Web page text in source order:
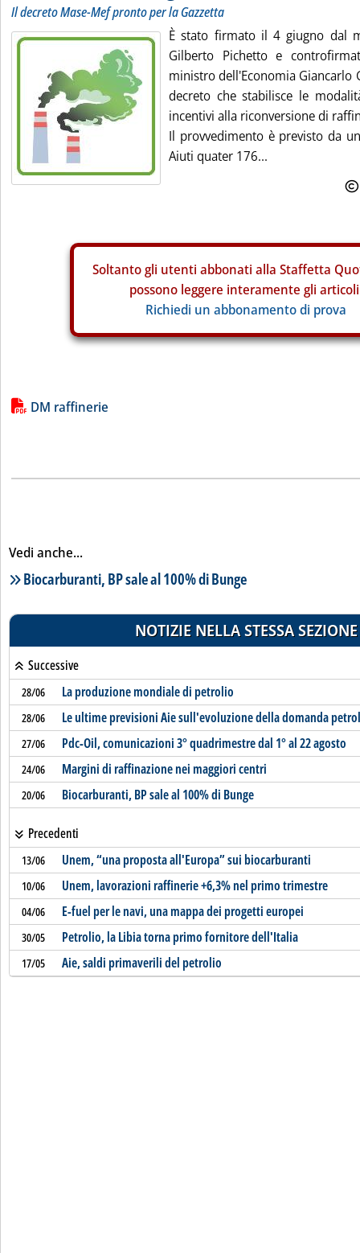
Il decreto Mase-Mef pronto per la Gazzetta
È stato firmato il 4 giugno dal
Gilberto Pichetto e
ministro dell'Economia Giancarlo
decreto che stabilisce le
incentivi alla riconversione di
Il provvedimento è previsto da
Aiuti quater 176...
Soltanto gli utenti abbonati alla Staffetta
possono leggere interamente gli
Richiedi un abbonamento di prova
Lista allegati PDF alla notizia
DM raffinerie
Vedi anche...
Lista notizie correlate
Biocarburanti, BP sale al 100% di Bunge
NOTIZIE NELLA STESSA SEZIONE
Successive
28/06 La produzione mondiale di petrolio
28/06 Le ultime previsioni Aie sull'evoluzione della domanda
27/06 Pdc-Oil, comunicazioni 3° quadrimestre dal 1° al 22 agosto
24/06 Margini di raffinazione nei maggiori centri
20/06 Biocarburanti, BP sale al 100% di Bunge
Precedenti
13/06 Unem, “una proposta all'Europa” sui biocarburanti
10/06 Unem, lavorazioni raffinerie +6,3% nel primo trimestre
04/06 E-fuel per le navi, una mappa dei progetti europei
30/05 Petrolio, la Libia torna primo fornitore dell'Italia
17/05 Aie, saldi primaverili del petrolio